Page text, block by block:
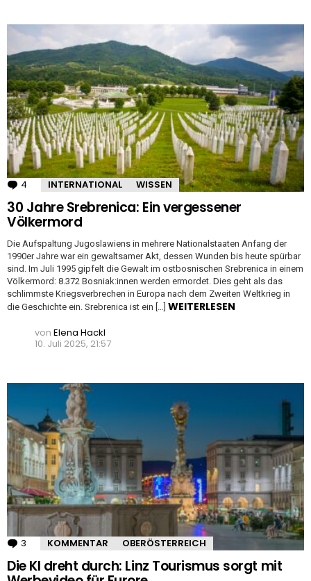
4 Kommentare
INTERNATIONAL WISSEN
30 Jahre Srebrenica: Ein vergessener
Völkermord
Die Aufspaltung Jugoslawiens in mehrere Nationalstaaten Anfang der
1990er Jahre war ein gewaltsamer Akt, dessen Wunden bis heute spürbar
sind. Im Juli 1995 gipfelt die Gewalt im ostbosnischen Srebrenica in einem
Völkermord: 8.372 Bosniak:innen werden ermordet. Dies geht als das
schlimmste Kriegsverbrechen in Europa nach dem Zweiten Weltkrieg in
die Geschichte ein. Srebrenica ist ein […] WEITERLESEN
von Elena Hackl
10. Juli 2025, 21:57
3 Kommentare
KOMMENTAR OBERÖSTERREICH
Die KI dreht durch: Linz Tourismus sorgt mit